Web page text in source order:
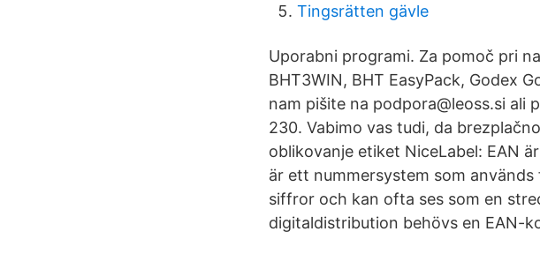
Tingsrätten gävle
Uporabni programi. Za pomoč pri
BHT3WIN, BHT EasyPack, Godex
nam pišite na podpora@leoss.si ali
230. Vabimo vas tudi, da
oblikovanje etiket NiceLabel: EAN
är ett nummersystem som
siffror och kan ofta ses som en
digitaldistribution behövs en EAN-